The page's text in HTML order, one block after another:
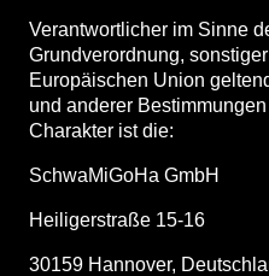
Verantwortlicher im Sinne
Grundverordnung,
Europäischen Union
und anderer
Charakter ist die:
SchwaMiGoHa GmbH
Heiligerstraße 15-16
30159 Hannover,